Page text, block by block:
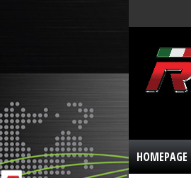
HOMEPAGE